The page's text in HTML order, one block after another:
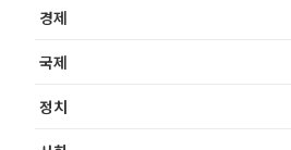
경제
국제
정치